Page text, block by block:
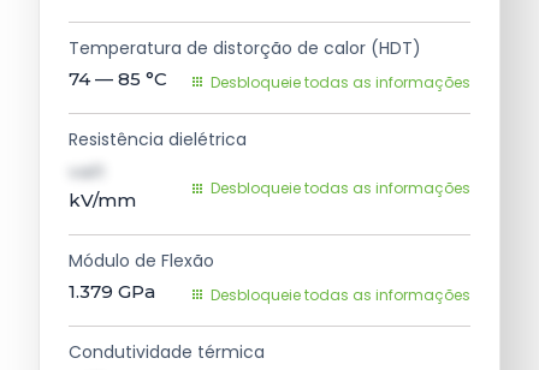
Temperatura de distorção de calor (HDT)
74 — 85 °C Desbloqueie todas as informações
Resistência dielétrica
val1
kV/mm
Desbloqueie todas as informações
Módulo de Flexão
1.379 GPa Desbloqueie todas as informações
Condutividade térmica